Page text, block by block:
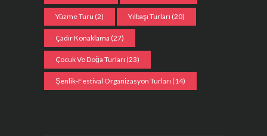
Yüzme Turu (2) Yılbaşı Turları (20)
Çadır Konaklama (27)
Çocuk Ve Doğa Turları (23)
Şenlik-Festival Organizasyon Turları (14)